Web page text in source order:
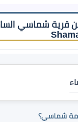
قرية شماسي
شماسي؟